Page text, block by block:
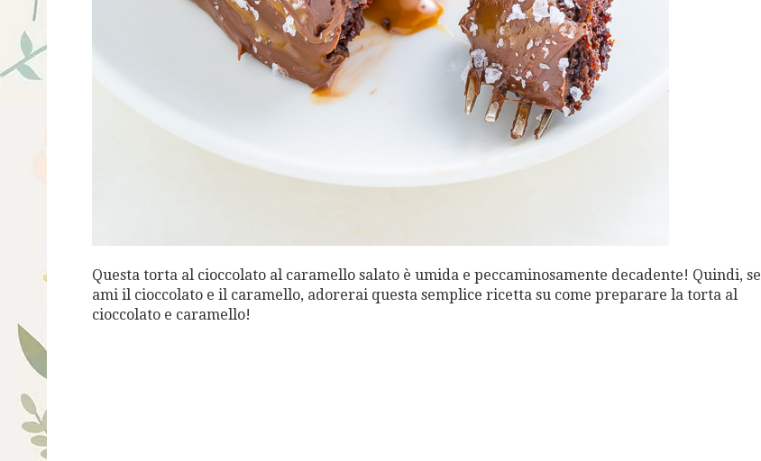
Questa torta al cioccolato al caramello salato è umida e peccaminosamente decadente! Quindi, se
ami il cioccolato e il caramello, adorerai questa semplice ricetta su come preparare la torta al
cioccolato e caramello!